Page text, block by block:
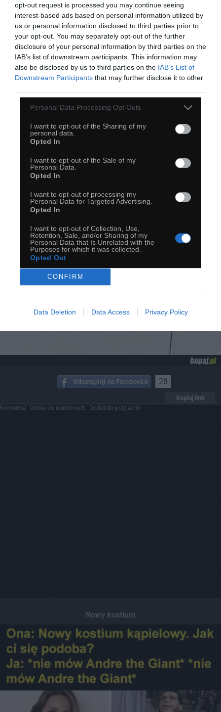
opt-out request is processed you may continue seeing
interest-based ads based on personal information utilized by
us or personal information disclosed to third parties prior to
your opt-out. You may separately opt-out of the further
disclosure of your personal information by third parties on the
IAB’s list of downstream participants. This information may
also be disclosed by us to third parties on the IAB’s List of
Downstream Participants that may further disclose it to other
Personal Data Processing Opt Outs
I want to opt-out of the Sharing of my
personal data.
Opted In
I want to opt-out of the Sale of my
Personal Data.
Opted In
I want to opt-out of processing my
Personal Data for Targeted Advertising.
Opted In
I want to opt-out of Collection, Use,
Retention, Sale, and/or Sharing of my
Personal Data that Is Unrelated with the
Purposes for which it was collected.
Opted Out
CONFIRM
Data Deletion Data Access Privacy Policy
Prosta sztuka
28
Kopiuj link
Komentuj Dodaj do ulubionych Dodaj do przyjaciół
Nowy kostium